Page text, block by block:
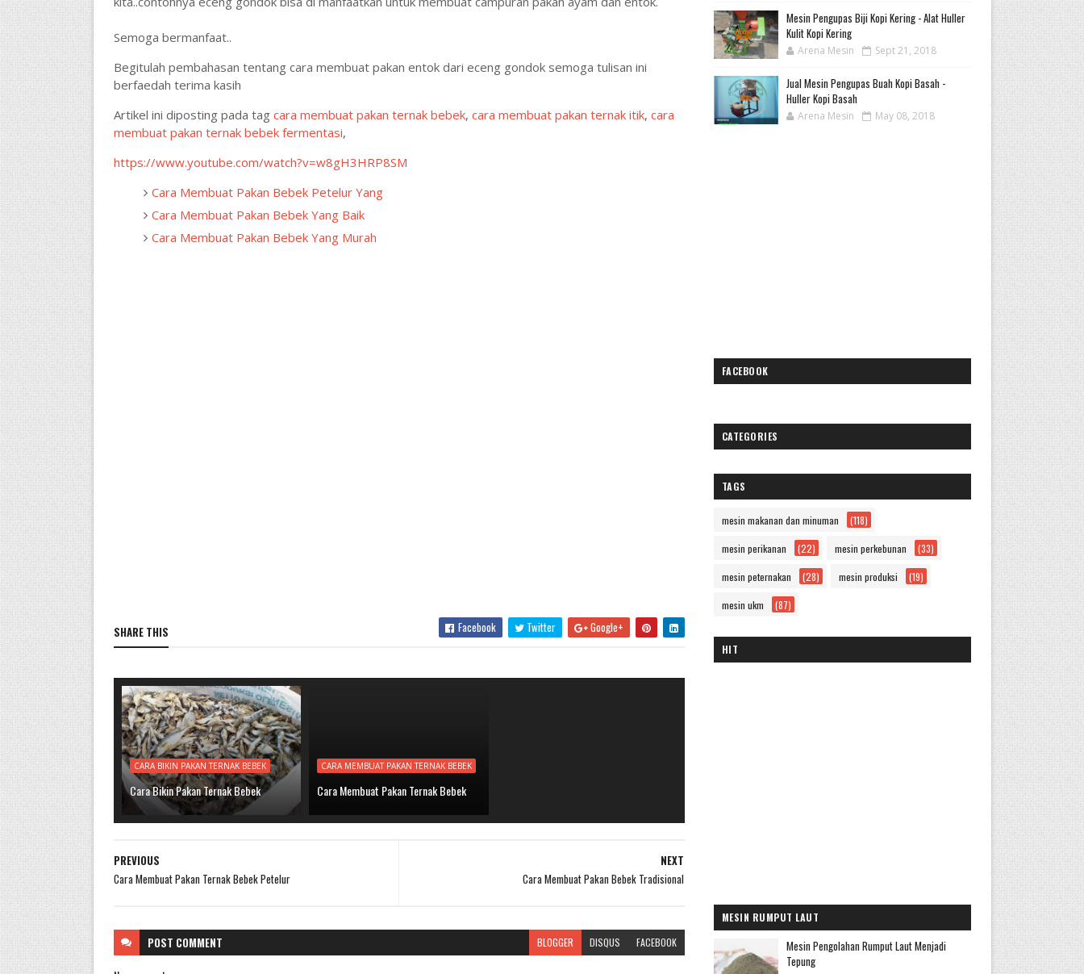
Semoga bermanfaat..
Begitulah pembahasan tentang cara membuat pakan entok dari eceng gondok semoga tulisan ini
berfaedah terima kasih
Artikel ini diposting pada tag cara membuat pakan ternak bebek, cara membuat pakan ternak itik, cara
membuat pakan ternak bebek fermentasi,
https://www.youtube.com/watch?v=w8gH3HRP8SM
Cara Membuat Pakan Bebek Petelur Yang
Cara Membuat Pakan Bebek Yang Baik
Cara Membuat Pakan Bebek Yang Murah
SHARE THIS Facebook Twitter Google+
CARA BIKIN PAKAN TERNAK BEBEK
Cara Bikin Pakan Ternak Bebek
CARA MEMBUAT PAKAN TERNAK BEBEK
Cara Membuat Pakan Ternak Bebek
NEXT
Cara Membuat Pakan Bebek Tradisional
PREVIOUS
Cara Membuat Pakan Ternak Bebek Petelur
POST COMMENT BLOGGER DISQUS FACEBOOK
Mesin Pengupas Biji Kopi Kering - Alat Huller
Kulit Kopi Kering
Arena Mesin Sept 21, 2018
Jual Mesin Pengupas Buah Kopi Basah -
Huller Kopi Basah
Arena Mesin May 08, 2018
FACEBOOK
CATEGORIES
TAGS
mesin makanan dan minuman (118)
mesin perikanan (22) mesin perkebunan (33)
mesin peternakan (28) mesin produksi (19)
mesin ukm (87)
HIT
MESIN RUMPUT LAUT
Mesin Pengolahan Rumput Laut Menjadi
Tepung